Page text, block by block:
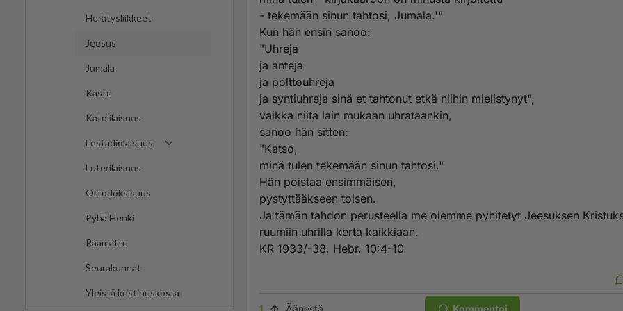
Herätysliikkeet
Jeesus
Jumala
Kaste
Katolilaisuus
Lestadiolaisuus
Luterilaisuus
Ortodoksisuus
Pyhä Henki
Raamattu
Seurakunnat
Yleistä kristinuskosta
- tekemään sinun tahtosi, Jumala.'"
Kun hän ensin sanoo:
"Uhreja
ja anteja
ja polttouhreja
ja syntiuhreja sinä et tahtonut etkä niihin mielistynyt",
vaikka niitä lain mukaan uhrataankin,
sanoo hän sitten:
"Katso,
minä tulen tekemään sinun tahtosi."
Hän poistaa ensimmäisen,
pystyttääkseen toisen.
Ja tämän tahdon perusteella me olemme pyhitetyt Jeesuksen
ruumiin uhrilla kerta kaikkiaan.
KR 1933/-38, Hebr. 10:4-10
1 Äänestä Kommentoi